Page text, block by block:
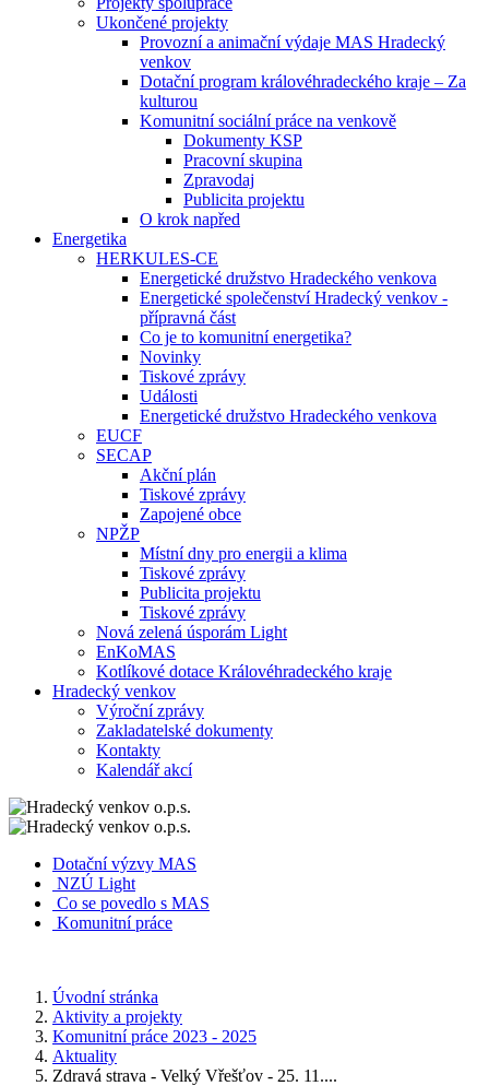
Ukončené projekty
Provozní a animační výdaje MAS Hradecký
venkov
Dotační program královéhradeckého kraje – Za
kulturou
Komunitní sociální práce na venkově
Dokumenty KSP
Pracovní skupina
Zpravodaj
Publicita projektu
O krok napřed
Energetika
HERKULES-CE
Energetické družstvo Hradeckého venkova
Energetické společenství Hradecký venkov -
přípravná část
Co je to komunitní energetika?
Novinky
Tiskové zprávy
Události
Energetické družstvo Hradeckého venkova
EUCF
SECAP
Akční plán
Tiskové zprávy
Zapojené obce
NPŽP
Místní dny pro energii a klima
Tiskové zprávy
Publicita projektu
Tiskové zprávy
Nová zelená úsporám Light
EnKoMAS
Kotlíkové dotace Královéhradeckého kraje
Hradecký venkov
Výroční zprávy
Zakladatelské dokumenty
Kontakty
Kalendář akcí
Dotační výzvy MAS
NZÚ Light
Co se povedlo s MAS
Komunitní práce
Úvodní stránka
Aktivity a projekty
Komunitní práce 2023 - 2025
Aktuality
Zdravá strava - Velký Vřešťov - 25. 11....